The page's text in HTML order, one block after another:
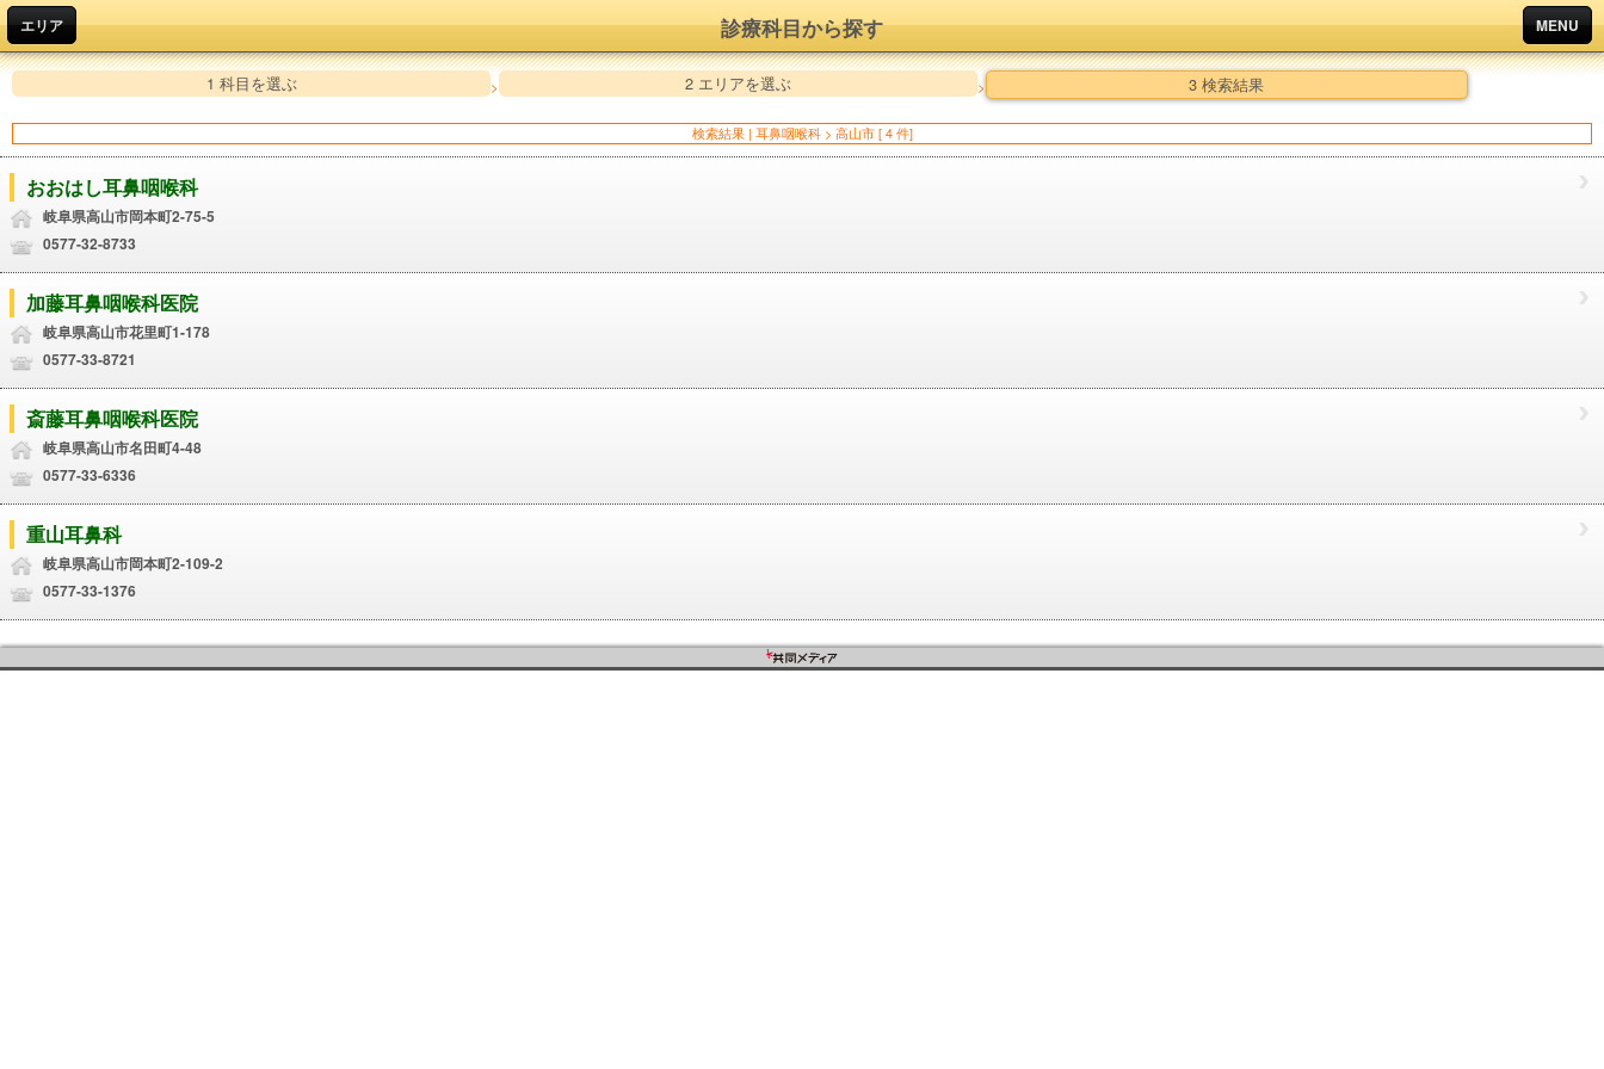
エリア 診療科目から探す MENU
1 科目を選ぶ > 2 エリアを選ぶ > 3 検索結果
検索結果 | 耳鼻咽喉科 > 高山市 [ 4 件]
おおはし耳鼻咽喉科
岐阜県高山市岡本町2-75-5
0577-32-8733
加藤耳鼻咽喉科医院
岐阜県高山市花里町1-178
0577-33-8721
斎藤耳鼻咽喉科医院
岐阜県高山市名田町4-48
0577-33-6336
重山耳鼻科
岐阜県高山市岡本町2-109-2
0577-33-1376